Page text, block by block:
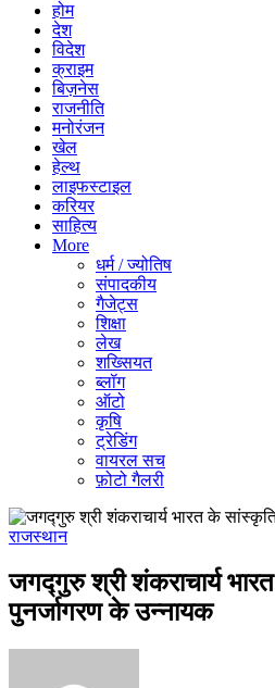
होम
देश
विदेश
क्राइम
बिज़नेस
राजनीति
मनोरंजन
खेल
हेल्थ
लाइफस्टाइल
करियर
साहित्य
More
धर्म / ज्योतिष
संपादकीय
गैजेट्स
शिक्षा
लेख
शख्सियत
ब्लॉग
ऑटो
कृषि
ट्रेडिंग
वायरल सच
फ़ोटो गैलरी
राजस्थान
जगद्गुरु श्री शंकराचार्य
पुनर्जागरण के उन्नायक